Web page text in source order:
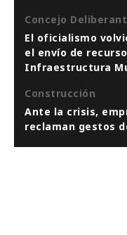
Concejo
El oficialismo
el envío de
Infraestructura
Construcción
Ante la crisis,
reclaman gestos